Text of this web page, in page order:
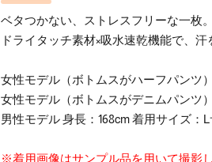
ベタつかない、ストレスフリーな一枚。
ドライタッチ素材×吸水速乾機能で、
女性モデル（ボトムスがハーフパンツ
女性モデル（ボトムスがデニムパンツ
男性モデル 身長：168cm 着用サイズ：
※着用画像はサンプル品を用いて撮影